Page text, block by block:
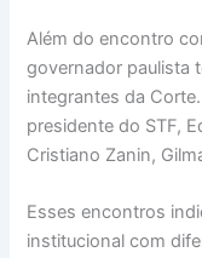
Além do encontro
governador paulista
integrantes da
presidente do STF,
Cristiano Zanin,
Esses encontros
institucional com